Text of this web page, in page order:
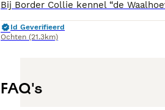
Id Geverifieerd
Ochten (21.3km)
FAQ's